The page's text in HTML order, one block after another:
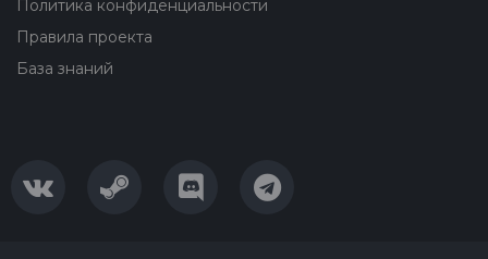
Политика конфиденциальности
Правила проекта
База знаний